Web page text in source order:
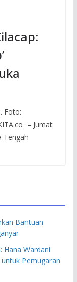
Foto:
– Jumat
Tengah
Bantuan
Hana Wardani
Pemugaran